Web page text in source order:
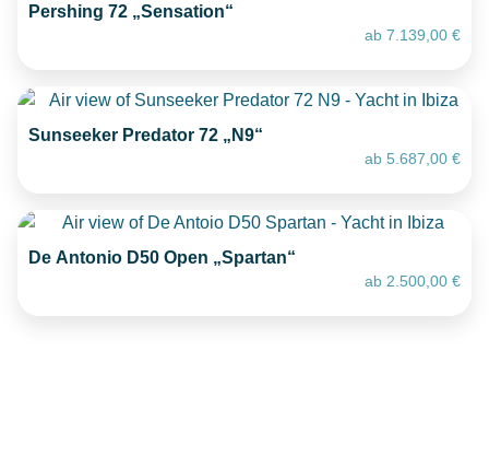
Pershing 72 „Sensation“
ab 7.139,00 €
Sunseeker Predator 72 „N9“
ab 5.687,00 €
De Antonio D50 Open „Spartan“
ab 2.500,00 €